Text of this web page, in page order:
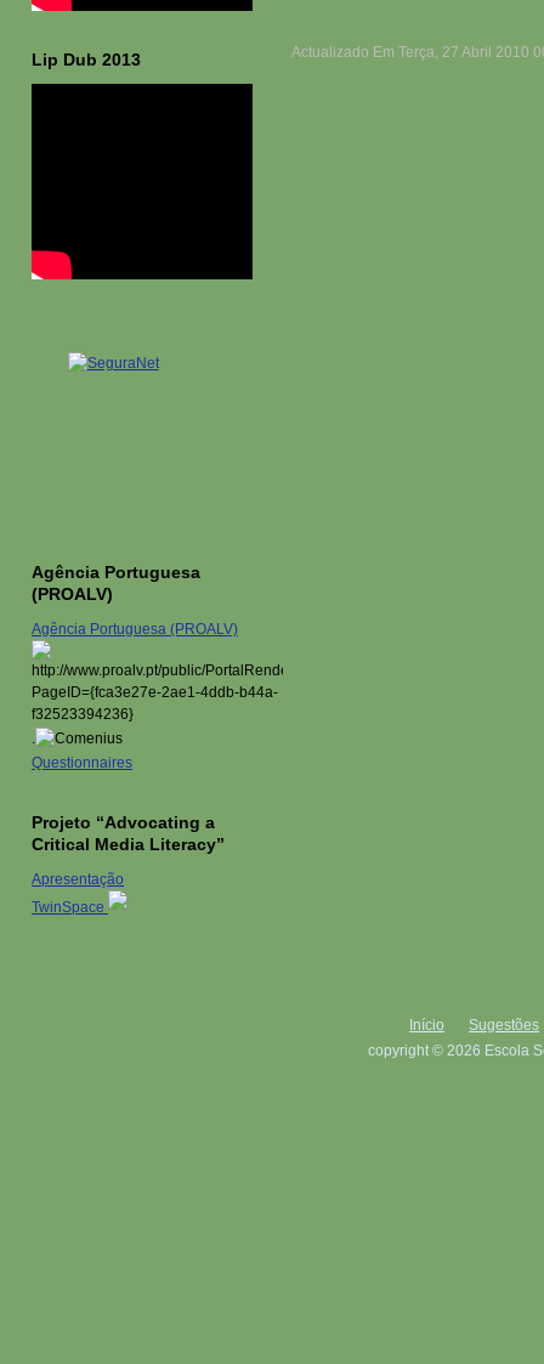
Actualizado Em Terça, 27 Abril 2010
Lip Dub 2013
Agência Portuguesa
(PROALV)
Agência Portuguesa (PROALV)
.
Questionnaires
Projeto “Advocating a
Critical Media Literacy”
Apresentação
TwinSpace
Início
Sugestões
copyright © 2026 Escola